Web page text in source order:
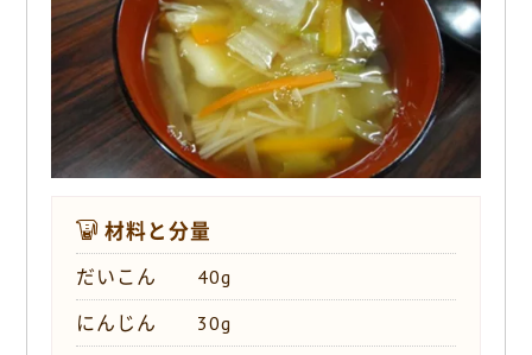
o
o
k
材料と分量
だいこん 40g
にんじん 30g